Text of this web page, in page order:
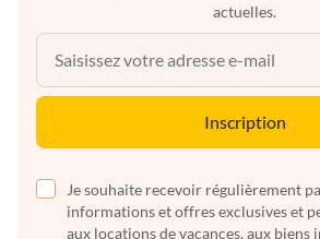
actuelles.
Inscription
Je souhaite recevoir régulièrement
informations et offres exclusives et
aux locations de vacances, aux biens